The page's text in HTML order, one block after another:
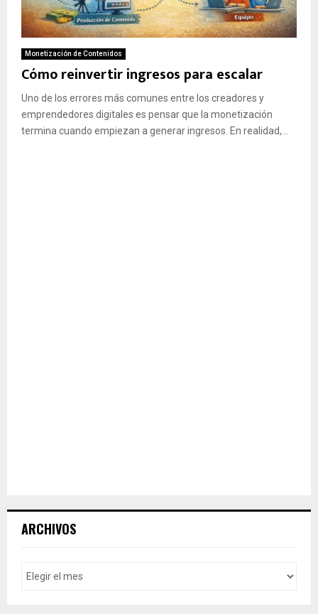
Monetización de Contenidos
Cómo reinvertir ingresos para escalar
Uno de los errores más comunes entre los creadores y
emprendedores digitales es pensar que la monetización
termina cuando empiezan a generar ingresos. En realidad,...
ARCHIVOS